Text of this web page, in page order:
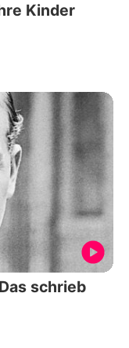
Kinder
schrieb